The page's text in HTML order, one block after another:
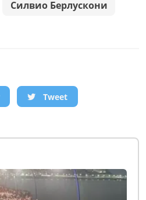
Силвио Берлускони
Tweet